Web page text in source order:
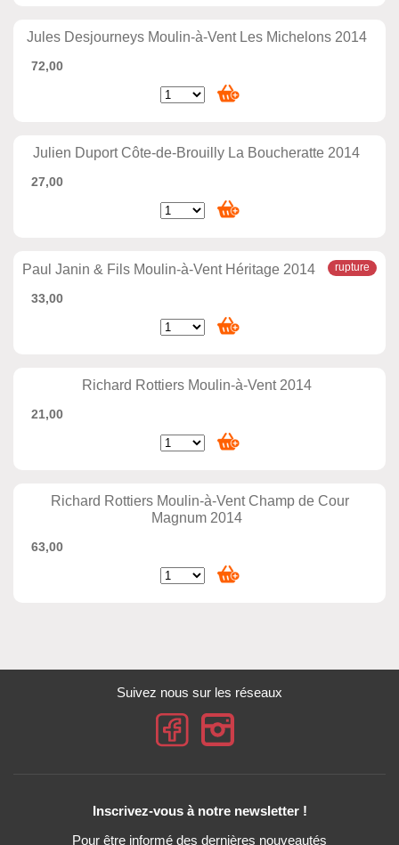
Jules Desjourneys Moulin-à-Vent Les Michelons 2014
72,00
Julien Duport Côte-de-Brouilly La Boucheratte 2014
27,00
Paul Janin & Fils Moulin-à-Vent Héritage 2014
33,00
Richard Rottiers Moulin-à-Vent 2014
21,00
Richard Rottiers Moulin-à-Vent Champ de Cour
Magnum 2014
63,00
Suivez nous sur les réseaux
Inscrivez-vous à notre newsletter !
Pour être informé des dernières nouveautés